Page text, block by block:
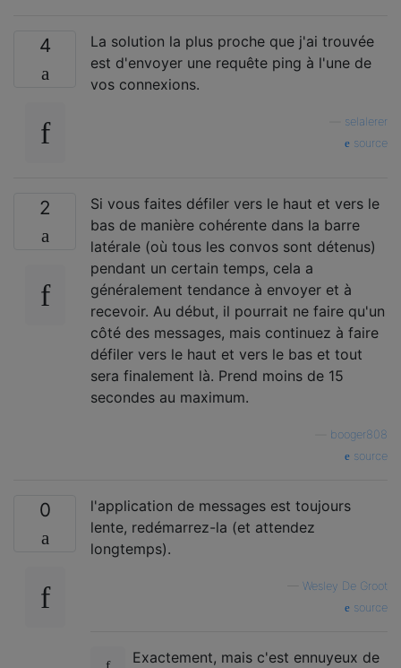
4
La solution la plus proche que j'ai trouvée
est d'envoyer une requête ping à l'une de
vos connexions.
selalerer
source
2
Si vous faites défiler vers le haut et vers le
bas de manière cohérente dans la barre
latérale (où tous les convos sont détenus)
pendant un certain temps, cela a
généralement tendance à envoyer et à
recevoir. Au début, il pourrait ne faire qu'un
côté des messages, mais continuez à faire
défiler vers le haut et vers le bas et tout
sera finalement là. Prend moins de 15
secondes au maximum.
booger808
source
0
l'application de messages est toujours
lente, redémarrez-la (et attendez
longtemps).
Wesley De Groot
source
Exactement, mais c'est ennuyeux de